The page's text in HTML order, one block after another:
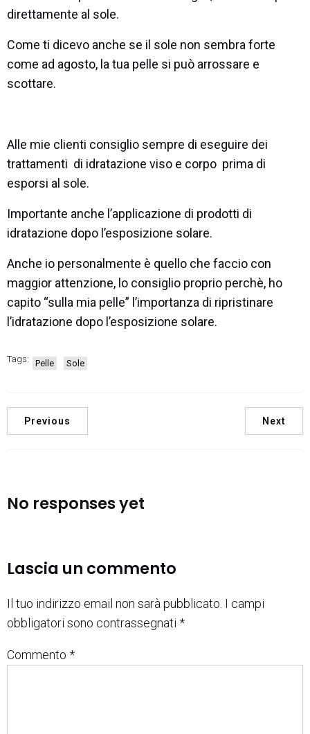
direttamente al sole.
Come ti dicevo anche se il sole non sembra forte
come ad agosto, la tua pelle si può arrossare e
scottare.
Alle mie clienti consiglio sempre di eseguire dei
trattamenti di idratazione viso e corpo prima di
esporsi al sole.
Importante anche l’applicazione di prodotti di
idratazione dopo l’esposizione solare.
Anche io personalmente è quello che faccio con
maggior attenzione, lo consiglio proprio perchè, ho
capito “sulla mia pelle” l’importanza di ripristinare
l’idratazione dopo l’esposizione solare.
Tags: Pelle Sole
Previous Next
No responses yet
Lascia un commento
Il tuo indirizzo email non sarà pubblicato. I campi
obbligatori sono contrassegnati *
Commento *